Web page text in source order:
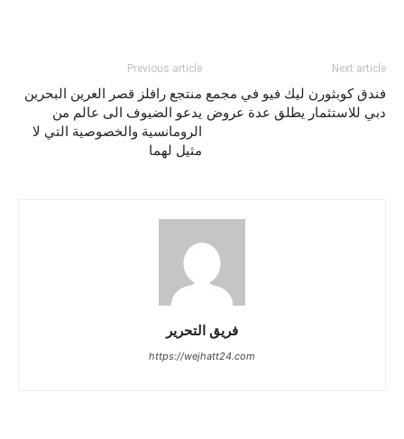
Previous article
منتجع رافلز قصر العرين البحرين
يدعو الضيوف الى عالم من
الرومانسية والخصوصية التي لا
مثيل لهما
Next article
فندق كوبثورن ليك فيو في مجمع
دبي للاستثمار يطلق عدة عروض
فريق التحرير
https://wejhatt24.com